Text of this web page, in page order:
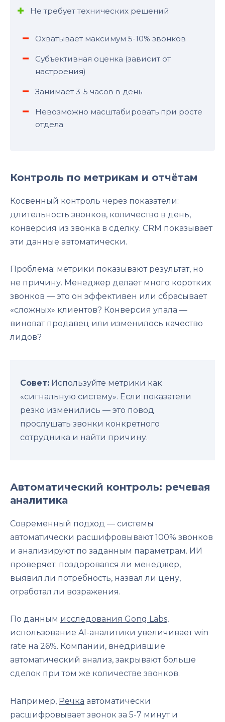
Не требует технических решений
Охватывает максимум 5-10% звонков
Субъективная оценка (зависит от
настроения)
Занимает 3-5 часов в день
Невозможно масштабировать при росте
отдела
Контроль по метрикам и отчётам
Косвенный контроль через показатели:
длительность звонков, количество в день,
конверсия из звонка в сделку. CRM показывает
эти данные автоматически.
Проблема: метрики показывают результат, но
не причину. Менеджер делает много коротких
звонков — это он эффективен или сбрасывает
«сложных» клиентов? Конверсия упала —
виноват продавец или изменилось качество
лидов?
Совет: Используйте метрики как
«сигнальную систему». Если показатели
резко изменились — это повод
прослушать звонки конкретного
сотрудника и найти причину.
Автоматический контроль: речевая
аналитика
Современный подход — системы
автоматически расшифровывают 100% звонков
и анализируют по заданным параметрам. ИИ
проверяет: поздоровался ли менеджер,
выявил ли потребность, назвал ли цену,
отработал ли возражения.
По данным исследования Gong Labs,
использование AI-аналитики увеличивает win
rate на 26%. Компании, внедрившие
автоматический анализ, закрывают больше
сделок при том же количестве звонков.
Например, Речка автоматически
расшифровывает звонок за 5-7 минут и